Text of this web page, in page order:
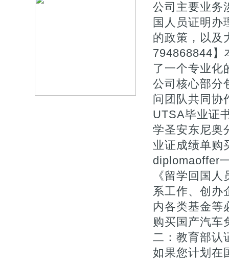
公司主要业务
国人员证明办
的政策，以及
794868844】
了一个专业化
公司核心部分
问团队共同协
UTSA毕业证
学圣安东尼奥
业证成绩单
diplomaoffer
《留学回国
系工作、创办
内各类基金等
购买国产汽车
二：教育部认
如果您计划在